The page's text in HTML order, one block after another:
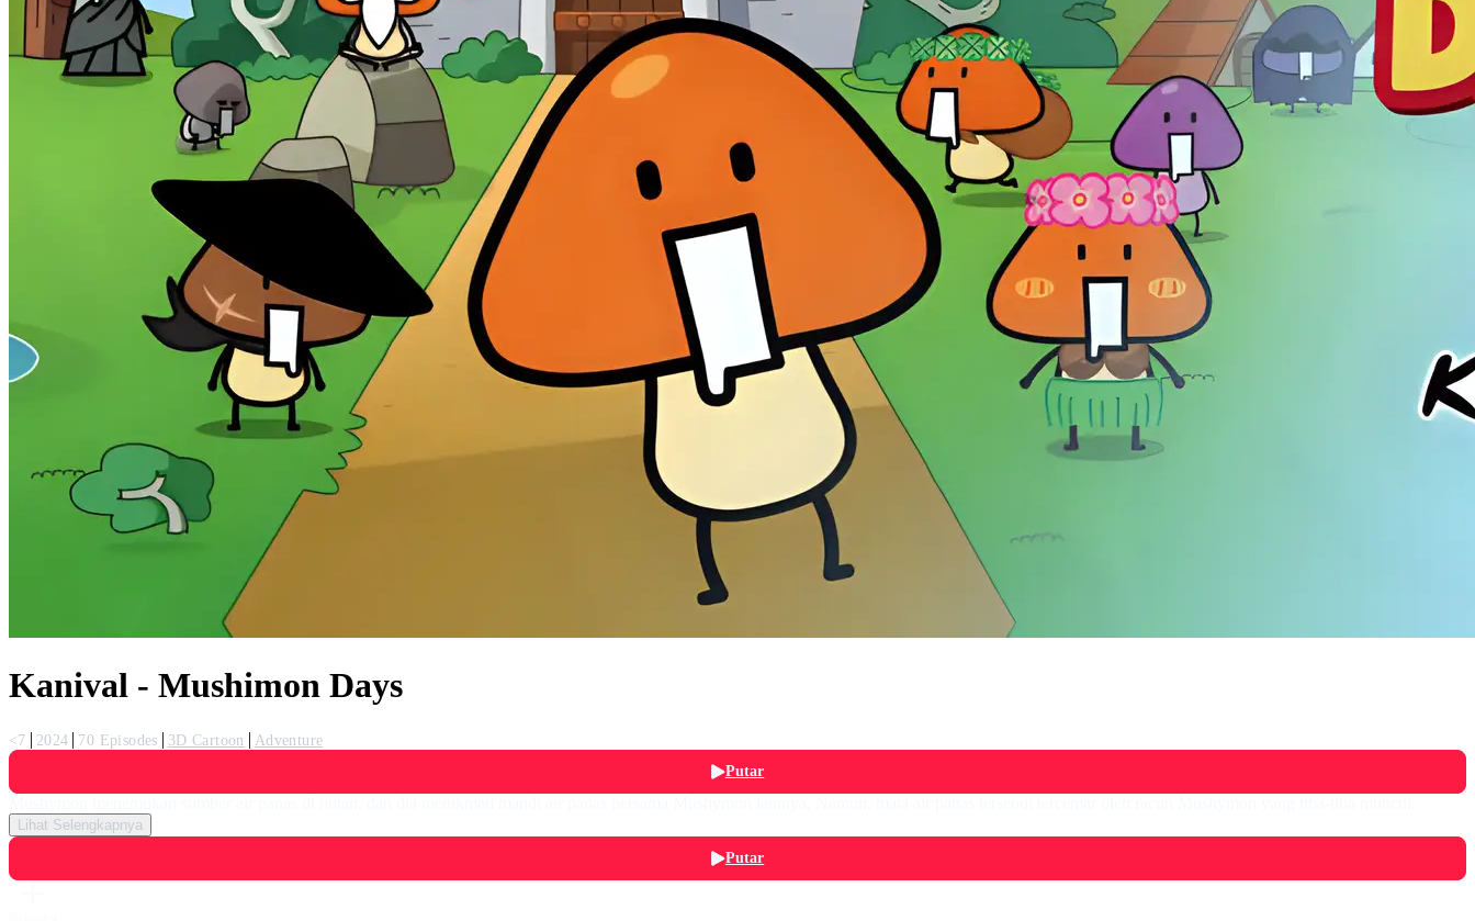
Kanival - Mushimon Days
<7 2024 70 Episodes 3D Cartoon
Adventure
Putar
Lihat Selengkapnya
Putar